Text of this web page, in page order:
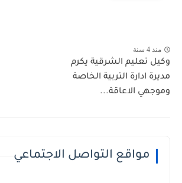
منذ 4 سنة
وكيل تعليم الشرقية يكرم
مديرة ادارة التربية الخاصة
وموجهي الاعاقة...
مواقع التواصل الاجتماعي